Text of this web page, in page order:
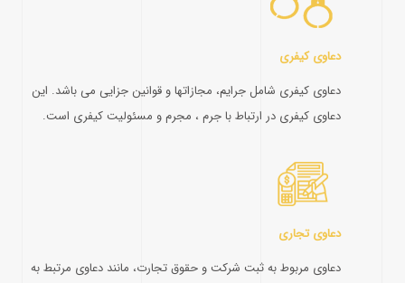
دعاوی کیفری
دعاوی کیفری شامل جرایم، مجازاتها و قوانین جزایی می باشد. این
دعاوی کیفری در ارتباط با جرم ، مجرم و مسئولیت کیفری است.
دعاوی تجاری
دعاوی مربوط به ثبت شرکت و حقوق تجارت، مانند دعاوی مرتبط به